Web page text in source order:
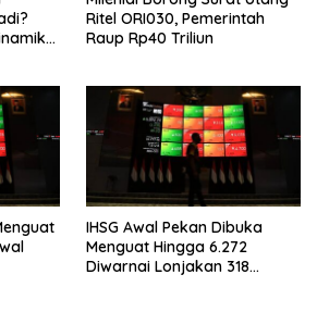
Ritel ORI030, Pemerintah
Raup Rp40 Triliun
IHSG Awal Pekan Dibuka
Menguat Hingga 6.272
Diwarnai Lonjakan 318